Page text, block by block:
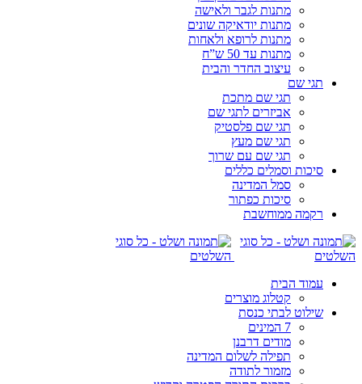
מתנות לגבר ולאישה
מתנות יודאיקה שונים
מתנות לרופא ולאחות
מתנות עד 50 ש”ח
עיצוב החדר והבית
תגי שם
תגי שם מתכת
אביזרים לתגי שם
תגי שם פלסטיק
תגי שם מעץ
תגי שם עם שרוך
סיכות וסמלים כללים
סמל המדינה
סיכות כפתור
רקמה ממוחשבת
עמוד הבית
קטלוג מוצרים
שילוט לבתי כנסת
7 המינים
מודים דרבנן
תפילה לשלום המדינה
מזמור לתודה